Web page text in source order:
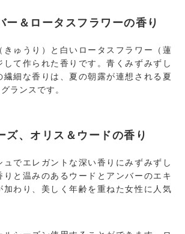
ー＆ロータスフラワーの香り
きゅうり）と白いロータスフラワー（蓮
して作られた香りです。青くみずみずし
繊細な香りは、夏の朝露が連想される夏
ランスです。
ズ、オリス＆ウードの香り
ュでエレガントな深い香りにみずみずし
りと温みのあるウードとアンバーのエキ
加わり、美しく年齢を重ねた女性に人気